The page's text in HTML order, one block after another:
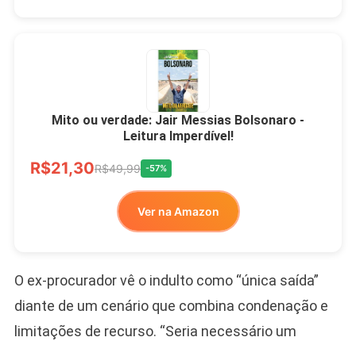
Mito ou verdade: Jair Messias Bolsonaro -
Leitura Imperdível!
R$21,30R$49,99 -57%
Ver na Amazon
O ex-procurador vê o indulto como “única saída”
diante de um cenário que combina condenação e
limitações de recurso. “Seria necessário um